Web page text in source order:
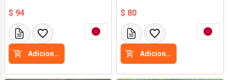
$ 94
Adicione a cesta
$ 80
Adicione a cesta